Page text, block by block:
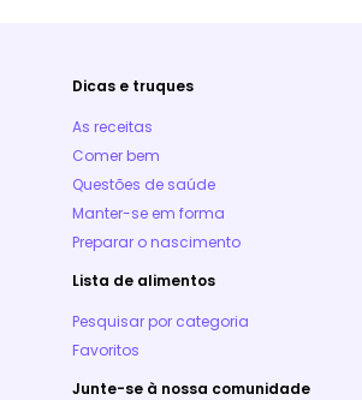
Dicas e truques
As receitas
Comer bem
Questões de saúde
Manter-se em forma
Preparar o nascimento
Lista de alimentos
Pesquisar por categoria
Favoritos
Junte-se à nossa comunidade